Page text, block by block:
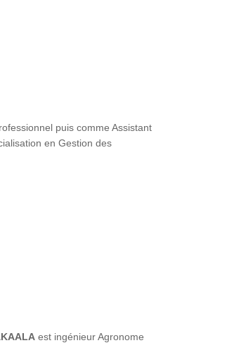
puis comme Assistant
en Gestion des
est ingénieur Agronome